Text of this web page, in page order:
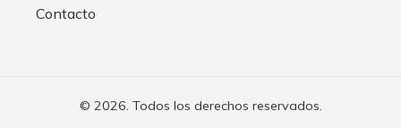
Contacto
© 2026. Todos los derechos reservados.